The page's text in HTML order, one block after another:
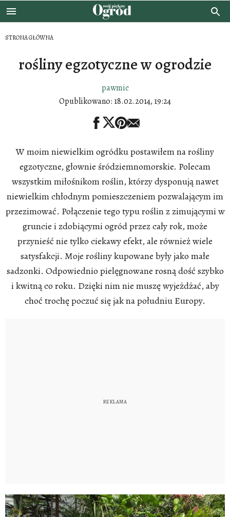
STRONA GŁÓWNA
rośliny egzotyczne w ogrodzie
pawmic
Opublikowano: 18.02.2014, 19:24
W moim niewielkim ogródku postawiłem na rośliny
egzotyczne, głownie śródziemnomorskie. Polecam
wszystkim miłośnikom roślin, którzy dysponują nawet
niewielkim chłodnym pomieszczeniem pozwalającym im
przezimować. Połączenie tego typu roślin z zimującymi w
gruncie i zdobiącymi ogród przez cały rok, może
przynieść nie tylko ciekawy efekt, ale również wiele
satysfakcji. Moje rośliny kupowane były jako małe
sadzonki. Odpowiednio pielęgnowane rosną dość szybko
i kwitną co roku. Dzięki nim nie muszę wyjeżdżać, aby
choć trochę poczuć się jak na południu Europy.